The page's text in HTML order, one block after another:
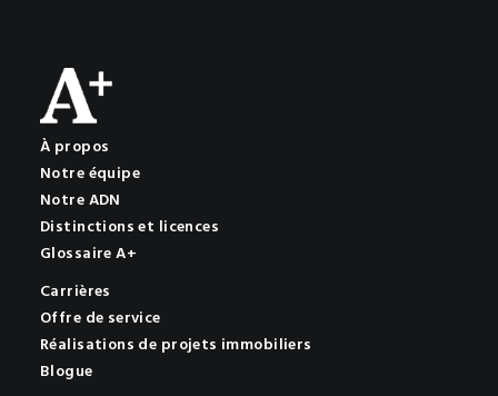
À propos
Notre équipe
Notre ADN
Distinctions et licences
Glossaire A+
Carrières
Offre de service
Réalisations de projets immobiliers
Blogue